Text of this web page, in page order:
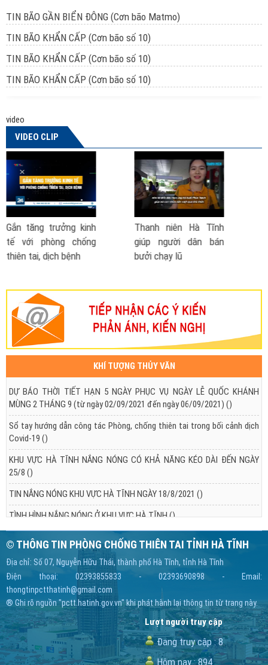
TIN BÃO GẦN BIỂN ĐÔNG (Cơn bão Matmo)
TIN BÃO KHẨN CẤP (Cơn bão số 10)
TIN BÃO KHẨN CẤP (Cơn bão số 10)
TIN BÃO KHẨN CẤP (Cơn bão số 10)
video
VIDEO CLIP
Phó Thủ tướng nói về
đề xuất thành lập Bộ
Phòng chống thiên tai
Cách phòng chống
- lũ lụt
KHÍ TƯỢNG THỦY VĂN
DỰ BÁO THỜI TIẾT HẠN 5 NGÀY PHỤC VỤ NGÀY LỄ QUỐC KHÁNH
MÙNG 2 THÁNG 9 (từ ngày 02/09/2021 đến ngày 06/09/2021) ()
Sổ tay hướng dẫn công tác Phòng, chống thiên tai trong bối cảnh dịch
Covid-19 ()
KHU VỰC HÀ TĨNH NẮNG NÓNG CÓ KHẢ NĂNG KÉO DÀI ĐẾN NGÀY
25/8 ()
TIN NẮNG NÓNG KHU VỰC HÀ TĨNH NGÀY 18/8/2021 ()
TÌNH HÌNH NẮNG NÓNG Ở KHU VỰC HÀ TĨNH()
© THÔNG TIN PHÒNG CHỐNG THIÊN TAI TỈNH HÀ TĨNH
Địa chỉ: Số 07, Nguyễn Hữu Thái, thành phố Hà Tĩnh, tỉnh Hà Tĩnh
Điện thoại: 02393855833 - 02393690898 - Email:
thongtinpctthatinh@gmail.com
® Ghi rõ nguồn "pctt.hatinh.gov.vn" khi phát hành lại thông tin từ trang này.
Lượt người truy cập
Đang truy cập : 8
Hôm nay : 894